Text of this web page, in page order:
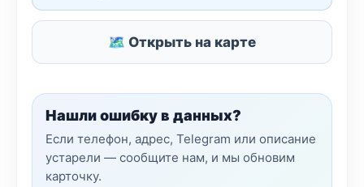
🗺 Открыть на карте
Нашли ошибку в данных?
Если телефон, адрес, Telegram или описание
устарели — сообщите нам, и мы обновим
карточку.